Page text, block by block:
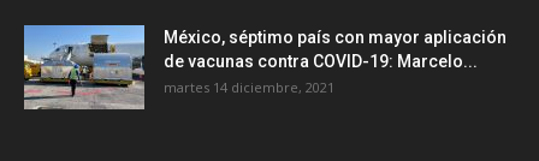
México, séptimo país con mayor aplicación
de vacunas contra COVID-19: Marcelo...
martes 14 diciembre, 2021